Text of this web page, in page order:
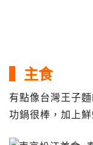
▍主食
有點像台灣王子
功鍋很棒，加上